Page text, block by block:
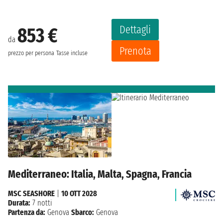
da 853 €
prezzo per persona Tasse incluse
Dettagli
Prenota
Mediterraneo: Italia, Malta, Spagna, Francia
MSC SEASHORE
10 OTT 2028
Durata: 7 notti
Partenza da: Genova Sbarco: Genova